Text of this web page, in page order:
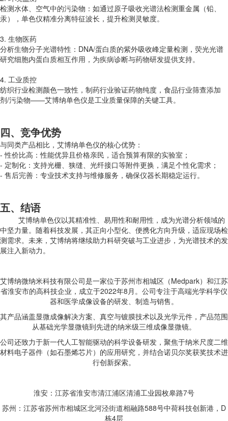
检测水体、空气中的污染物：如通过原子吸收光谱法检测重金属（铅、
汞），单色仪精准分离特征波长，提升检测灵敏度。
3. 生物医药
分析生物分子光谱特性：DNA/蛋白质的紫外吸收峰定量检测，荧光光谱
研究细胞内蛋白质相互作用，为疾病诊断与药物研发提供支持。
4. 工业质控
纺织行业检测颜色一致性，制药行业验证药物纯度，食品行业筛查添加
剂/污染物——艾博纳单色仪是工业质量保障的关键工具。
四、竞争优势
与同类产品相比，艾博纳单色仪的核心优势：
- 性价比高：性能优异且价格亲民，适合预算有限的实验室；
- 定制化：支持光栅、狭缝、光纤接口等附件更换，满足个性化需求；
- 售后完善：专业技术支持与维修服务，确保仪器长期稳定运行。
五、结语
艾博纳单色仪以其精准性、易用性和耐用性，成为光谱分析领域的
中坚力量。随着科技发展，其正向小型化、便携化方向升级，适应现场检
测需求。未来，艾博纳将继续助力科研突破与工业进步，为光谱技术的发
展注入新动力。
艾博纳微纳米科技有限公司是一家位于苏州市相城区（Medpark）和江苏
省淮安市的高科技企业，成立于2022年8月。公司专注于高端光学科学仪
器和医学成像设备的研发、制造与销售。
其产品涵盖显微成像解决方案、真空与镀膜技术以及光学元件，产品范围
从基础光学显微镜到先进的纳米级三维成像显微镜。
公司还致力于新一代人工智能驱动的科学设备研发，聚焦于纳米尺度二维
材料电子器件（如石墨烯芯片）的应用研究，并结合诺贝尔奖获奖技术进
行创新探索。
淮安：江苏省淮安市清江浦区清浦工业园枚皋路7号
苏州：江苏省苏州市相城区北河泾街道相融路588号中荷科技创新港，D
栋4层